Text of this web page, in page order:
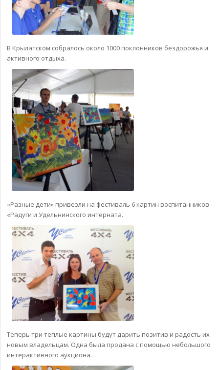
В Крылатском собралось около 1000 поклонников бездорожья и
активного отдыха.
«Разные дети» привезли на фестиваль 6 картин воспитанников
«Радуги и Удельнинского интерната.
Теперь три теплые картины будут дарить позитив и радость их
новым владельцам. Одна была продана с помощью небольшого
интерактивного аукциона.